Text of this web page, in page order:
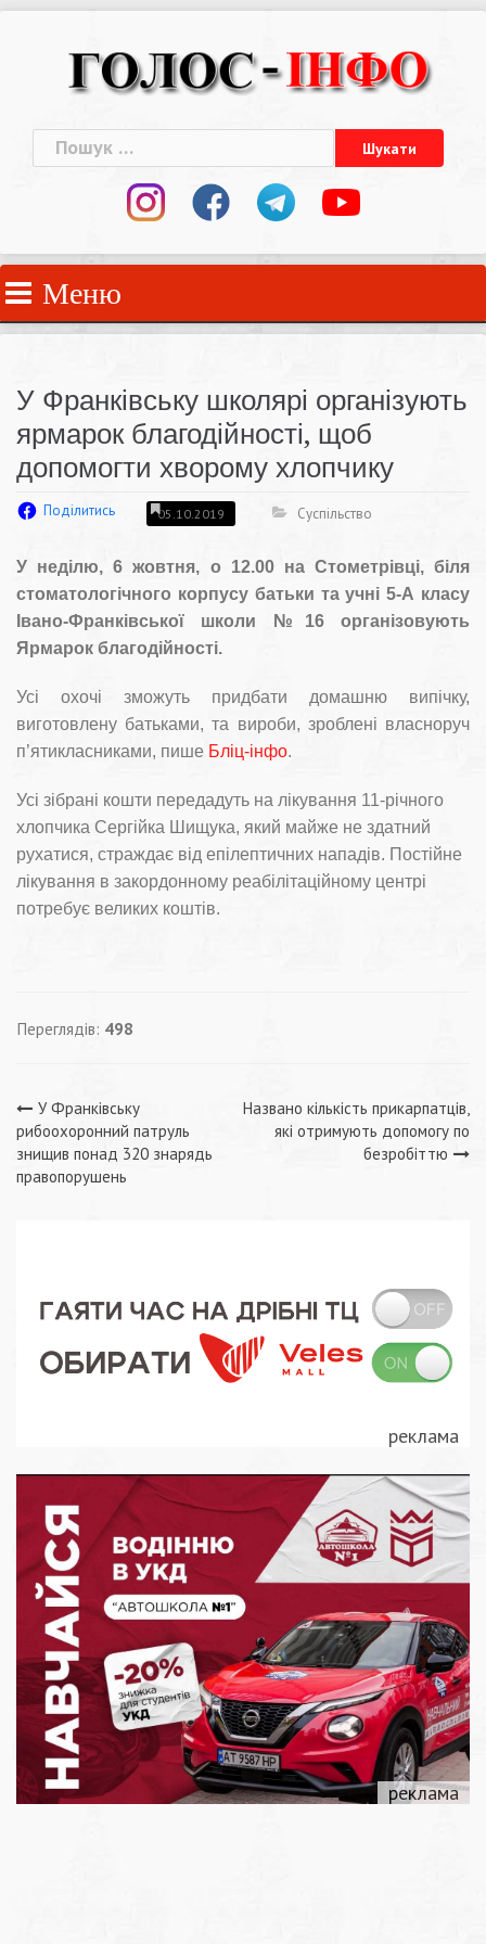
Пошук:
Меню
У Франківську школярі організують
ярмарок благодійності, щоб
допомогти хворому хлопчику
Поділитись 05.10.2019 Суспільство
У неділю, 6 жовтня, о 12.00 на Стометрівці, біля
стоматологічного корпусу батьки та учні 5-А класу
Івано-Франківської школи №16 організовують
Ярмарок благодійності.
Усі охочі зможуть придбати домашню випічку,
виготовлену батьками, та вироби, зроблені власноруч
п’ятикласниками, пише Бліц-інфо.
Усі зібрані кошти передадуть на лікування 11-річного
хлопчика Сергійка Шищука, який майже не здатний
рухатися, страждає від епілептичних нападів. Постійне
лікування в закордонному реабілітаційному центрі
потребує великих коштів.
Переглядів: 498
Навігація
записів
У Франківську
рибоохоронний патруль
знищив понад 320 знарядь
правопорушень
Названо кількість прикарпатців,
які отримують допомогу по
безробіттю